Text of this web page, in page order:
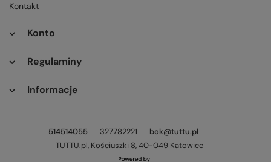
Kontakt
Konto
Regulaminy
Informacje
514514055 327782221
bok@tuttu.pl
TUTTU.pl, Kościuszki 8,40-049 Katowice